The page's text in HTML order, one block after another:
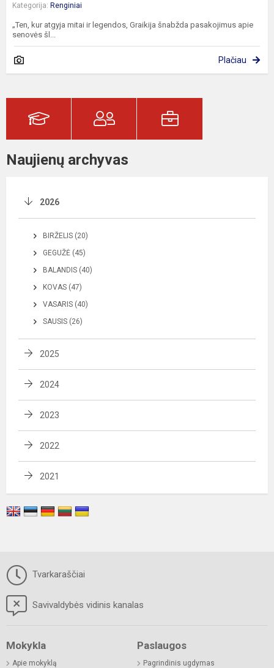
Kategorija: Renginiai
„Ten, kur atgyja mitai ir legendos, Graikija šnabžda pasakojimus apie
senovės šl...
Plačiau
Naujienų archyvas
2026
BIRŽELIS (20)
GEGUŽĖ (45)
BALANDIS (40)
KOVAS (47)
VASARIS (40)
SAUSIS (26)
2025
2024
2023
2022
2021
Tvarkaraščiai
Savivaldybės vidinis kanalas
Mokykla
Apie mokyklą
Paslaugos
Pagrindinis ugdymas